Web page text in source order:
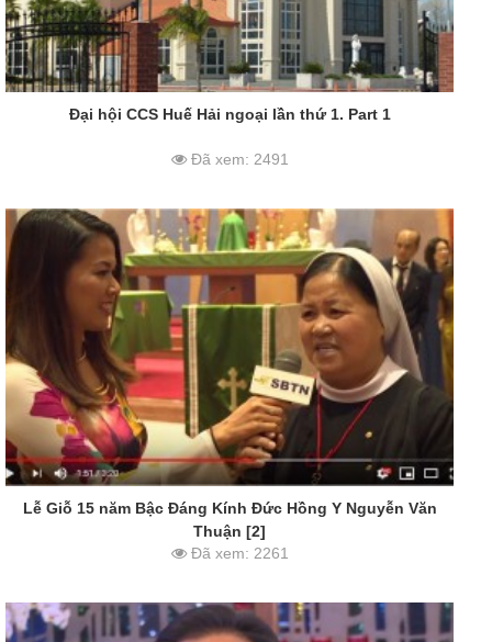
Đại hội CCS Huế Hải ngoại lần thứ 1. Part 1
Đã xem: 2491
Lễ Giỗ 15 năm Bậc Đáng Kính Đức Hồng Y Nguyễn Văn
Thuận [2]
Đã xem: 2261